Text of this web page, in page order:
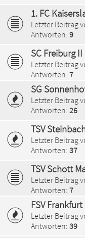
1. FC
Letzter Beitrag
Antworten: 9
SC Freiburg II
Letzter Beitrag
Antworten: 7
SG
Letzter Beitrag
Antworten: 26
TSV
Letzter Beitrag
Antworten: 37
TSV Schott
Letzter Beitrag
Antworten: 7
FSV Frankfurt
Letzter Beitrag
Antworten: 39